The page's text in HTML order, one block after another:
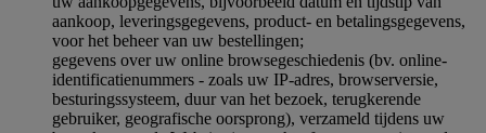
aankoop, leveringsgegevens, product- en betalingsgegevens,
voor het beheer van uw bestellingen;
gegevens over uw online browsegeschiedenis (bv. online-
identificatienummers - zoals uw IP-adres, browserversie,
besturingssysteem, duur van het bezoek, terugkerende
gebruiker, geografische oorsprong), verzameld tijdens uw